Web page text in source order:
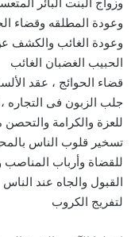
وعودة المطلقه وقضاء
وعودة الغائب والكشف
الحبيب الغضبان الغائب
قضاء الحوائج ، عقد
جلب الزبون فى التجاره
للعزة والكرامة
تسخير قلوب الناس
للقضاة وأرباب المناصب
القبول والجاه عند الناس
لتفريج الكروب